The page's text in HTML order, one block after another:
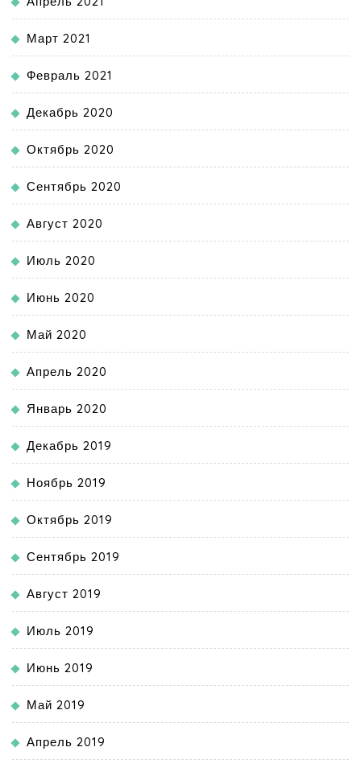
Март 2021
Февраль 2021
Декабрь 2020
Октябрь 2020
Сентябрь 2020
Август 2020
Июль 2020
Июнь 2020
Май 2020
Апрель 2020
Январь 2020
Декабрь 2019
Ноябрь 2019
Октябрь 2019
Сентябрь 2019
Август 2019
Июль 2019
Июнь 2019
Май 2019
Апрель 2019